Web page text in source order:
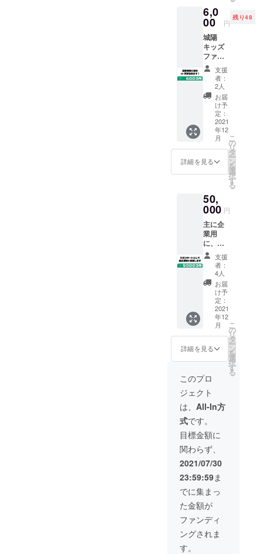
ワールド」
のアシスタ
ントキャス
ターや、京
都のコミュ
ニティFM
RADIO MIX
KYOTOの番
組審議委員
長を務める
などしてい
る。
ど可能
です。
後日
アーカ
イブ動
画ご希
望の方
は限定
動画の
URLを
メール
でお送
りさせ
て頂き
ます。
8月12日
（木）
アルタ
イム参
加 or
アーカ
イブ動
画 い
ずれか
希望を
備考欄
へお書
き下さ
い。 ※
国光先
生への
質問等
合わせ
て備考
書き下
さい。
※ 限定
動画は
タイム
参加の
方にも
ご覧頂
けま
す。 ※
限定動
画の視
聴可能
期間は
２週間
です。
ん。 内
容は気
候の状
況など
にもよ
るので
福袋形
式に
なって
いま
す。 お
送りす
るお野
菜の内
容にも
よりま
すが、
1.5kg前
るかと
思いま
す。 ま
たお届
けは随
時行い
ます
が、支
援数に
より最
長で年
内まで
の配送
とさせ
て頂き
ます。
注）郵
望がな
り“土付
き”でお
送り致
しま
す。
洗った
野菜を
ご希望
は備考
欄にご
記載下
さい。
6,0
00 円
残り48
城陽
キッズ
ファー
ムへ見
学にお
越し頂
き見
学、ま
たは農
業体験
をして
頂けま
す。 日
程は
メール
でやり
後、出
来る限
りご都
合に合
わせま
す。 収
穫時期
であれ
ばその
場で収
穫など
も可能
です。
参加人
数を備
考欄に
記載下
ループ4
名まで
（ご家
族の場
合はこ
の限り
にあり
ませ
ん。）
4名以
上の場
合はリ
ターン
の個数
を増や
して下
さい。
※ 有効
支援
者：
2人
お届
け予
定：
2021
年12
月
詳細を見る
こ
の
リ
タ
ー
ン
を
選
択
す
る
50,
000 円
主に企
業用
に、広
報物
（チラ
シ、
Facebo
ok、
Instagr
am、
YouTub
e等）へ
【協
賛】と
してロ
ゴまた
はテキ
ストに
てお名
前をク
レジッ
トをさ
せて頂
きま
す。
注）各
広報物
への掲
載サイ
ズはこ
ちらに
お任せ
頂きま
す。 ※
支援
者：
4人
お届
け予
定：
2021
年12
月
詳細を見る
こ
の
リ
タ
ー
ン
を
選
択
す
る
このプロ
ジェクト
は、 All-In方
式です。
目標金額に
関わらず、
2021/07/30
23:59:59ま
でに集まっ
た金額が
ファンディ
ングされま
す。